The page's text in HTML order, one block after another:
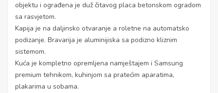
objektu i ograđena je duž čitavog placa betonskom ogradom
sa rasvjetom.
Kapija je na daljinsko otvaranje a roletne na automatsko
podizanje. Bravarija je aluminijiska sa podizno kliznim
sistemom.
Kuća je kompletno opremljena namještajem i Samsung
premium tehnikom, kuhinjom sa pratećim aparatima,
plakarima u sobama.